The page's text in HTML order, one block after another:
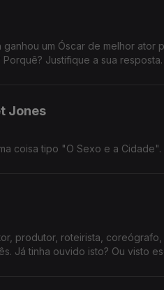
ganhou um Óscar de melhor
Porquê? Justifique a sua resposta.
Jones
coisa tipo "O Sexo e a Cidade".
produtor, roteirista,
Já tinha ouvido isto? Ou visto